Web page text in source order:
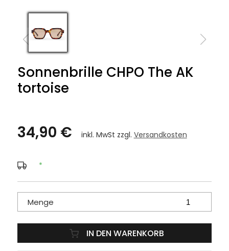
Sonnenbrille CHPO The AK
tortoise
34,90 € inkl. MwSt zzgl. Versandkosten
*
Menge
IN DEN WARENKORB